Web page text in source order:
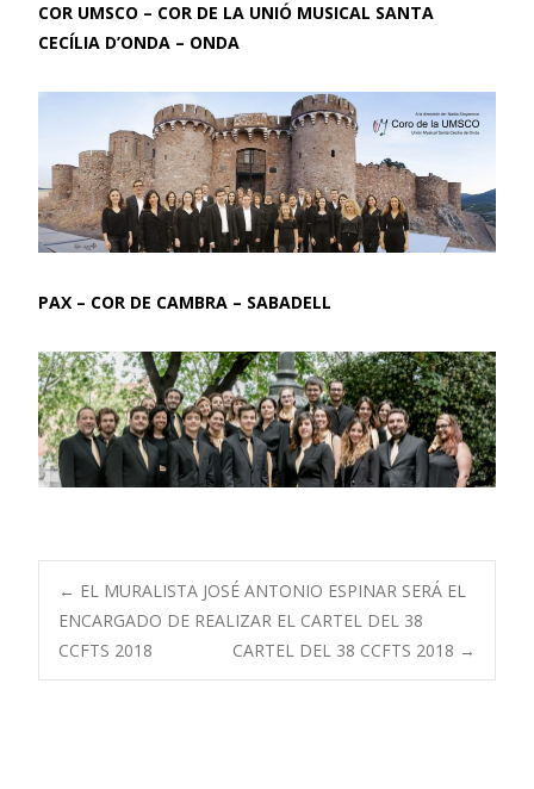
COR UMSCO – COR DE LA UNIÓ MUSICAL SANTA
CECÍLIA D’ONDA – ONDA
PAX – COR DE CAMBRA – SABADELL
Navegación
de
← EL MURALISTA JOSÉ ANTONIO ESPINAR SERÁ EL
ENCARGADO DE REALIZAR EL CARTEL DEL 38
CCFTS 2018
CARTEL DEL 38 CCFTS 2018 →